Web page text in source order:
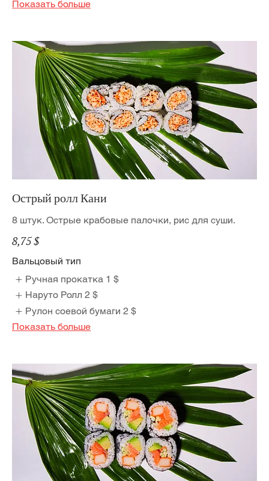
Показать больше
Острый ролл Кани
8 штук. Острые крабовые палочки, рис для суши.
8,75 $
Вальцовый тип
Ручная прокатка 1 $
Наруто Ролл 2 $
Рулон соевой бумаги 2 $
Показать больше